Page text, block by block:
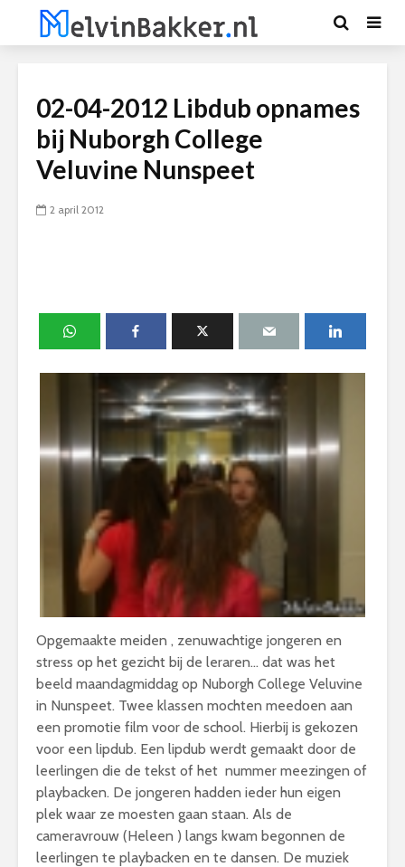
02-04-2012 Libdub opnames
bij Nuborgh College
Veluvine Nunspeet
2 april 2012
Opgemaakte meiden , zenuwachtige jongeren en
stress op het gezicht bij de leraren… dat was het
beeld maandagmiddag op Nuborgh College Veluvine
in Nunspeet. Twee klassen mochten meedoen aan
een promotie film voor de school. Hierbij is gekozen
voor een lipdub. Een lipdub werdt gemaakt door de
leerlingen die de tekst of het nummer meezingen of
playbacken. De jongeren hadden ieder hun eigen
plek waar ze moesten gaan staan. Als de
cameravrouw (Heleen ) langs kwam begonnen de
leerlingen te playbacken en te dansen. De muziek